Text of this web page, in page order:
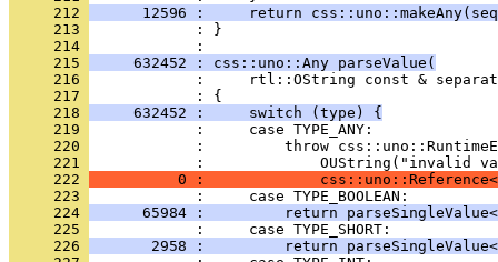
     212
12596 :     return
     213
            : }
     214
     215
     632452 : css::uno::Any parseValue(
     216
     217
     218
     632452 :     switch (type) {
     219
     220
     221
     222
0 :
     223
     224
65984 :         return
     225
     226
2958 :         return